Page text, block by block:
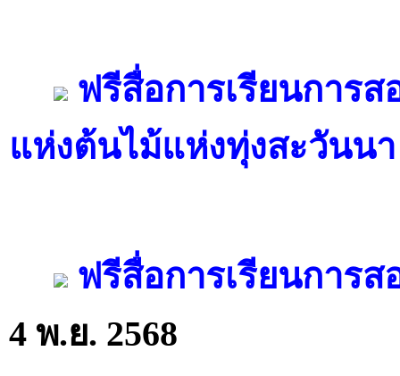
ฟรีสื่อการเรียนการ
แห่งต้นไม้แห่งทุ่งสะวันนา
ฟรีสื่อการเรียนการ
4 พ.ย. 2568